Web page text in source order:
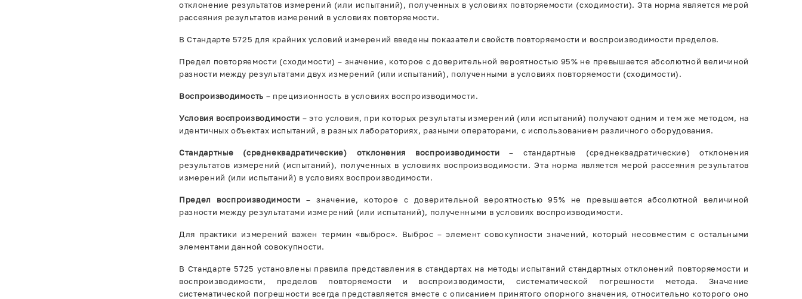
отклонение результатов измерений (или испытаний), полученных в условиях повторяемости (сходимости). Эта норма является мерой
рассеяния результатов измерений в условиях повторяемости.
В Стандарте 5725 для крайних условий измерений введены показатели свойств повторяемости и воспроизводимости пределов.
Предел повторяемости (сходимости) – значение, которое с доверительной вероятностью 95% не превышается абсолютной величиной
разности между результатами двух измерений (или испытаний), полученными в условиях повторяемости (сходимости).
Воспроизводимость – прецизионность в условиях воспроизводимости.
Условия воспроизводимости – это условия, при которых результаты измерений (или испытаний) получают одним и тем же методом, на
идентичных объектах испытаний, в разных лабораториях, разными операторами, с использованием различного оборудования.
Стандартные (среднеквадратические) отклонения воспроизводимости – стандартные (среднеквадратические) отклонения
результатов измерений (испытаний), полученных в условиях воспроизводимости. Эта норма является мерой рассеяния результатов
измерений (или испытаний) в условиях воспроизводимости.
Предел воспроизводимости – значение, которое с доверительной вероятностью 95% не превышается абсолютной величиной
разности между результатами измерений (или испытаний), полученными в условиях воспроизводимости.
Для практики измерений важен термин «выброс». Выброс – элемент совокупности значений, который несовместим с остальными
элементами данной совокупности.
В Стандарте 5725 установлены правила представления в стандартах на методы испытаний стандартных отклонений повторяемости и
воспроизводимости, пределов повторяемости и воспроизводимости, систематической погрешности метода. Значение
систематической погрешности всегда представляется вместе с описанием принятого опорного значения, относительно которого оно